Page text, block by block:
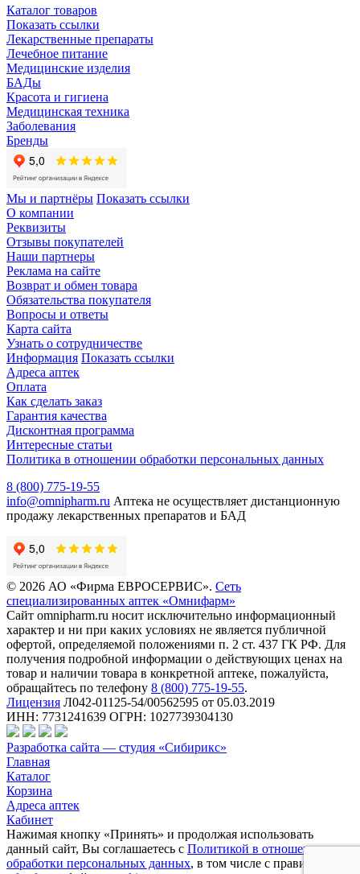
Каталог товаров
Показать ссылки
Лекарственные препараты
Лечебное питание
Медицинские изделия
БАДы
Красота и гигиена
Медицинская техника
Заболевания
Бренды
Мы и партнёры Показать ссылки
О компании
Реквизиты
Отзывы покупателей
Наши партнеры
Реклама на сайте
Возврат и обмен товара
Обязательства покупателя
Вопросы и ответы
Карта сайта
Узнать о сотрудничестве
Информация Показать ссылки
Адреса аптек
Оплата
Как сделать заказ
Гарантия качества
Дисконтная программа
Интересные статьи
Политика в отношении обработки персональных данных
8 (800) 775-19-55
info@omnipharm.ru Аптека не осуществляет дистанционную
продажу лекарственных препаратов и БАД
© 2026 АО «Фирма ЕВРОСЕРВИС». Сеть
специализированных аптек «Омнифарм»
Сайт omnipharm.ru носит исключительно информационный
характер и ни при каких условиях не является публичной
офертой, определяемой положениями п. 2 ст. 437 ГК РФ. Для
получения подробной информации о действующих ценах на
товар и наличии товара в конкретной аптеке, пожалуйста,
обращайтесь по телефону 8 (800) 775-19-55.
Лицензия Л042-01125-54/00562595 от 05.03.2019
ИНН: 7731241639 ОГРН: 1027739304130
Разработка сайта — студия «Сибирикс»
Главная
Каталог
Корзина
Адреса аптек
Кабинет
Нажимая кнопку «Принять» и продолжая использовать
данный сайт, Вы соглашаетесь с Политикой в отношении
обработки персональных данных, в том числе с правилами